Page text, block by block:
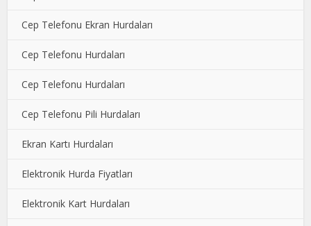
Cep Telefonu Ekran Hurdaları
Cep Telefonu Hurdaları
Cep Telefonu Hurdaları
Cep Telefonu Pili Hurdaları
Ekran Kartı Hurdaları
Elektronik Hurda Fiyatları
Elektronik Kart Hurdaları